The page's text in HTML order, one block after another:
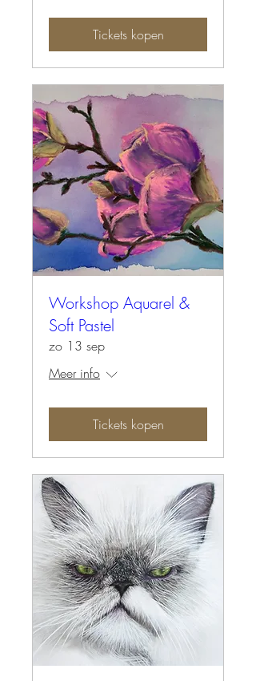
Tickets kopen
Workshop Aquarel &
Soft Pastel
zo 13 sep
Meer info
Tickets kopen